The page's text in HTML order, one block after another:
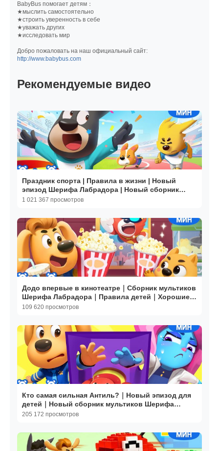
BabyBus помогает детям：
★мыслить самостоятельно
★строить уверенность в себе
★уважать других
★исследовать мир
Добро пожаловать на наш официальный сайт:
http://www.babybus.com
Рекомендуемые видео
Праздник спорта | Правила в жизни | Новый
эпизод Шерифа Лабрадора | Новый сборник
мультиков｜BabyBus
1 021 367 просмотров
Додо впервые в кинотеатре｜Сборник мультиков
Шерифа Лабрадора｜Правила детей｜Хорошие
привычки｜BabyBus
109 620 просмотров
Кто самая сильная Антиль?｜Новый эпизод для
детей｜Новый сборник мультиков Шерифа
Лабрадора｜BabyBus
205 172 просмотров